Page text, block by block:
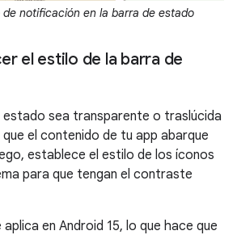
notificación en la barra de estado
el estilo de la barra de
estado sea transparente o traslúcida
el contenido de tu app abarque
establece el estilo de los íconos
para que tengan el contraste
en Android 15, lo que hace que